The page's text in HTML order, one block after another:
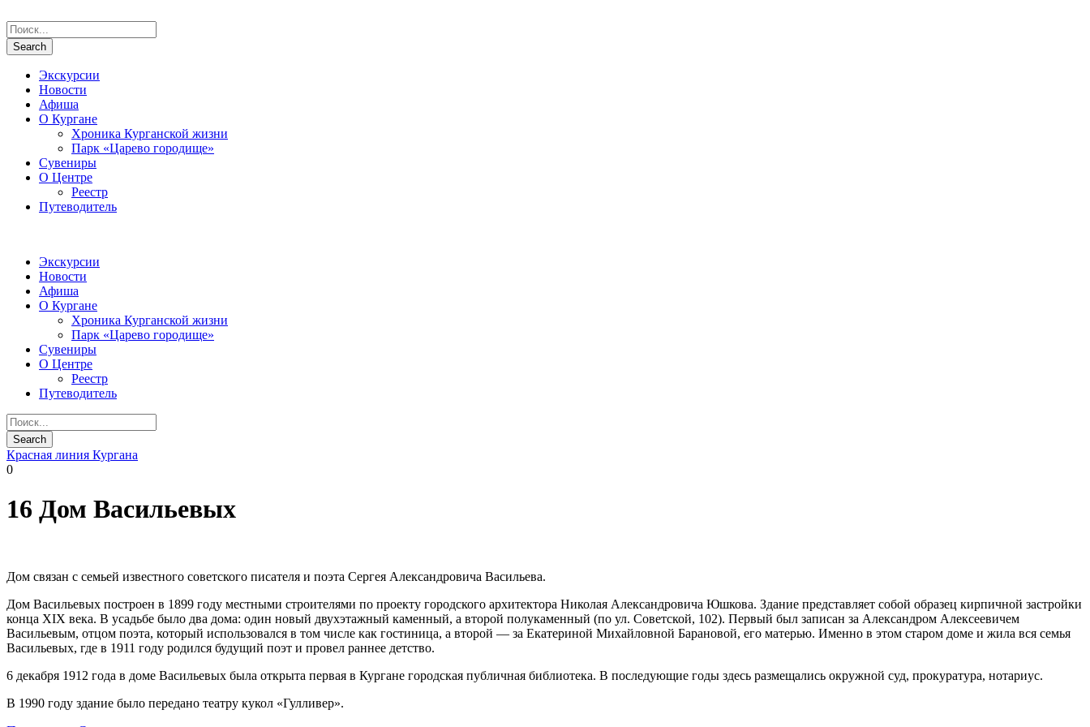
Экскурсии
Новости
Афиша
О Кургане
Хроника Курганской жизни
Парк «Царево городище»
Сувениры
О Центре
Реестр
Путеводитель
Экскурсии
Новости
Афиша
О Кургане
Хроника Курганской жизни
Парк «Царево городище»
Сувениры
О Центре
Реестр
Путеводитель
Красная линия Кургана
0
16 Дом Васильевых
Дом связан с семьей известного советского писателя и поэта Сергея Александровича Васильева.
Дом Васильевых построен в 1899 году местными строителями по проекту городского архитектора Николая Александровича Юшкова. Здание представляет собой образец кирпичной застройки
конца XIX века. В усадьбе было два дома: один новый двухэтажный каменный, а второй полукаменный (по ул. Советской, 102). Первый был записан за Александром Алексеевичем
Васильевым, отцом поэта, который использовался в том числе как гостиница, а второй — за Екатериной Михайловной Барановой, его матерью. Именно в этом старом доме и жила вся семья
Васильевых, где в 1911 году родился будущий поэт и провел раннее детство.
6 декабря 1912 года в доме Васильевых была открыта первая в Кургане городская публичная библиотека. В последующие годы здесь размещались окружной суд, прокуратура, нотариус.
В 1990 году здание было передано театру кукол «Гулливер».